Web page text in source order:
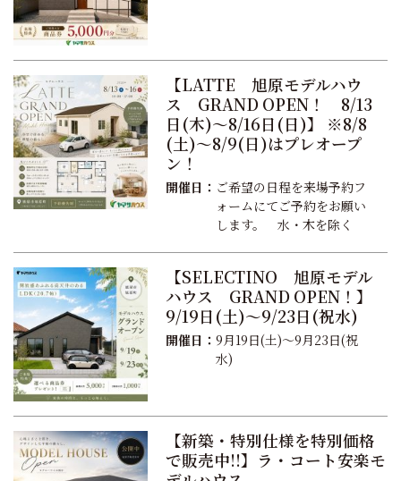
【LATTE 旭原モデルハウ
ス GRAND OPEN！ 8/13
日(木)～8/16日(日)】 ※8/8
(土)～8/9(日)はプレオープ
ン！
開催日： ご希望の日程を来場予約フ
ォームにてご予約をお願い
します。 水・木を除く
【SELECTINO 旭原モデル
ハウス GRAND OPEN！】
9/19日(土)～9/23日(祝水)
開催日： 9月19日(土)～9月23日(祝
水)
【新築・特別仕様を特別価格
で販売中!!】ラ・コート安楽モ